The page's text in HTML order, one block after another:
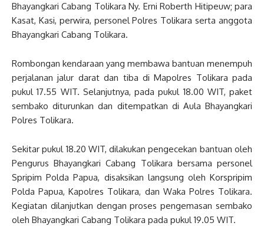
Bhayangkari Cabang Tolikara Ny. Erni Roberth Hitipeuw; para
Kasat, Kasi, perwira, personel Polres Tolikara serta anggota
Bhayangkari Cabang Tolikara.
Rombongan kendaraan yang membawa bantuan menempuh
perjalanan jalur darat dan tiba di Mapolres Tolikara pada
pukul 17.55 WIT. Selanjutnya, pada pukul 18.00 WIT, paket
sembako diturunkan dan ditempatkan di Aula Bhayangkari
Polres Tolikara.
Sekitar pukul 18.20 WIT, dilakukan pengecekan bantuan oleh
Pengurus Bhayangkari Cabang Tolikara bersama personel
Spripim Polda Papua, disaksikan langsung oleh Korspripim
Polda Papua, Kapolres Tolikara, dan Waka Polres Tolikara.
Kegiatan dilanjutkan dengan proses pengemasan sembako
oleh Bhayangkari Cabang Tolikara pada pukul 19.05 WIT.